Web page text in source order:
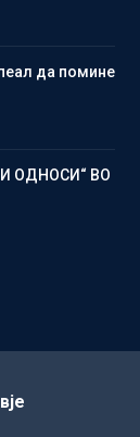
да помине
ОДНОСИ“ ВО